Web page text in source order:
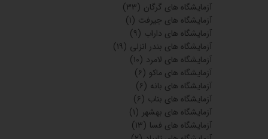
آزمایشگاه های گرگان (۳۳)
آزمایشگاه های جیرفت (۱)
آزمایشگاه های داراب (۹)
آزمایشگاه های بندر انزلی (۱۹)
آزمایشگاه های لامرد (۱۰)
آزمایشگاه های ماکو (۶)
آزمایشگاه های بانه (۶)
آزمایشگاه های بناب (۶)
آزمایشگاه های بهشهر (۱)
آزمایشگاه های فسا (۱۳)